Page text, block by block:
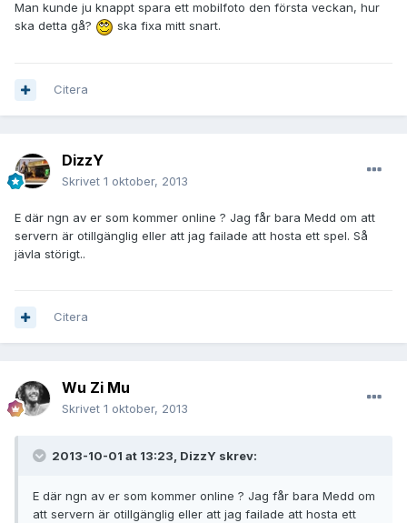
Man kunde ju knappt spara ett mobilfoto den första veckan, hur
ska detta gå?
ska fixa mitt snart.
Citera
DizzY
Skrivet 1 oktober, 2013
E där ngn av er som kommer online ? Jag får bara Medd om att
servern är otillgänglig eller att jag failade att hosta ett spel. Så
jävla störigt..
Citera
Wu Zi Mu
Skrivet 1 oktober, 2013
2013-10-01 at 13:23, DizzY skrev:
E där ngn av er som kommer online ? Jag får bara Medd om
att servern är otillgänglig eller att jag failade att hosta ett